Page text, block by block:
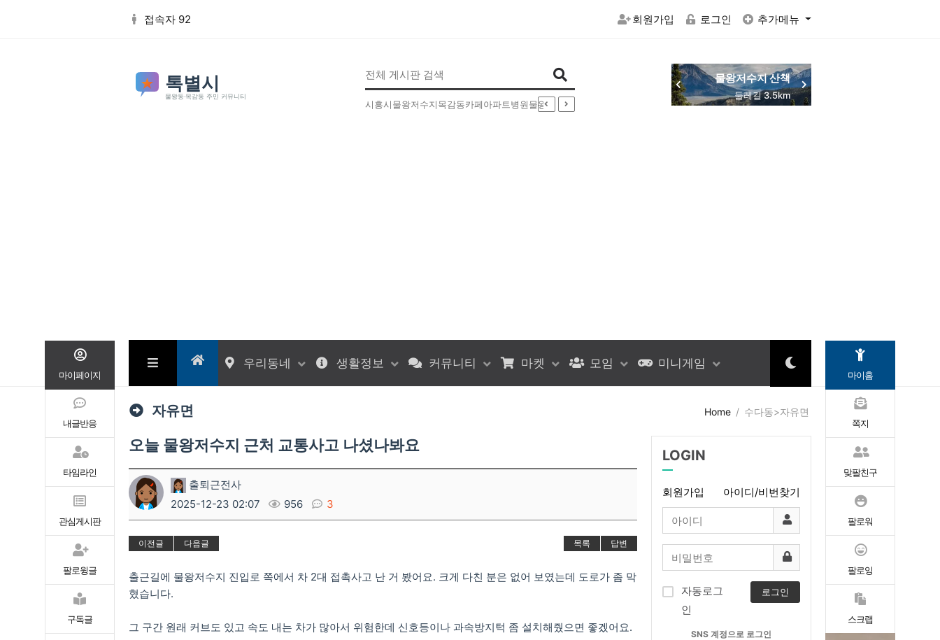
접속자 92
회원가입 로그인 추가메뉴
인기검색어
시흥시물왕저수지목감동카페아파트병원물왕동 부동산 5EXTRACTVALUE6937CONCAT0x7eSELECTELT6937693710x7e-
물왕저수지 산책
둘레길 3.5km
우리동네 생활정보 커뮤니티 마켓 모임 미니게임
자유면 Home 수다동>자유면
마이페이지
내글반응
타임라인
관심게시판
팔로윙글
구독글
마이홈
쪽지
맞팔친구
팔로워
팔로잉
스크랩
오늘 물왕저수지 근처 교통사고 나셨나봐요
출퇴근전사
2025-12-23 02:07
956 3
이전글 다음글 목록 답변
출근길에 물왕저수지 진입로 쪽에서 차 2대 접촉사고 난 거 봤어요. 크게 다친 분은 없어 보였는데 도로가 좀 막
혔습니다.
그 구간 원래 커브도 있고 속도 내는 차가 많아서 위험한데 신호등이나 과속방지턱 좀 설치해줬으면 좋겠어요.
LOGIN
회원가입 아이디/비번찾기
자동로그
인
로그인
SNS 계정으로 로그인